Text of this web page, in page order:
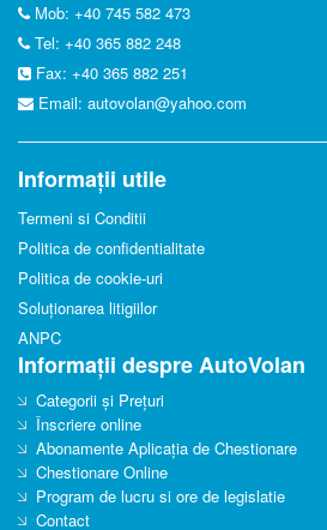
Mob: +40 745 582 473
Tel: +40 365 882 248
Fax: +40 365 882 251
Email: autovolan@yahoo.com
Informații utile
Termeni si Conditii
Politica de confidentialitate
Politica de cookie-uri
Soluționarea litigiilor
ANPC
Informații despre AutoVolan
Categorii și Prețuri
Înscriere online
Abonamente Aplicația de Chestionare
Chestionare Online
Program de lucru si ore de legislatie
Contact